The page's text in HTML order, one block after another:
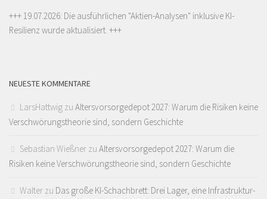
+++ 19.07.2026: Die ausführlichen "Aktien-Analysen" inklusive KI-
Resilienz wurde aktualisiert. +++
NEUESTE KOMMENTARE
LarsHattwig zu Altersvorsorgedepot 2027: Warum die Risiken keine
Verschwörungstheorie sind, sondern Geschichte
Sebastian Wießner zu Altersvorsorgedepot 2027: Warum die
Risiken keine Verschwörungstheorie sind, sondern Geschichte
Walter zu Das große KI-Schachbrett: Drei Lager, eine Infrastruktur-